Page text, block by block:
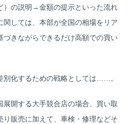
）の説明→金額の提示といった流れ
関しては、本部が全国の相場をリア
づきながらできるだけ高額での買い
化するための戦略としては……。
開する大手競合店の場合、買い取
り販売に加えて、車検・修理などそ